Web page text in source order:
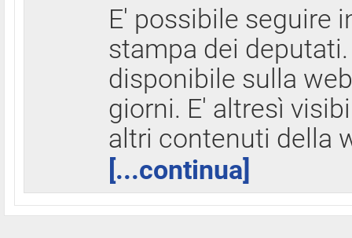
E' possibile seguire
stampa dei
disponibile sulla
giorni. E' altresì
altri contenuti della
[...continua]